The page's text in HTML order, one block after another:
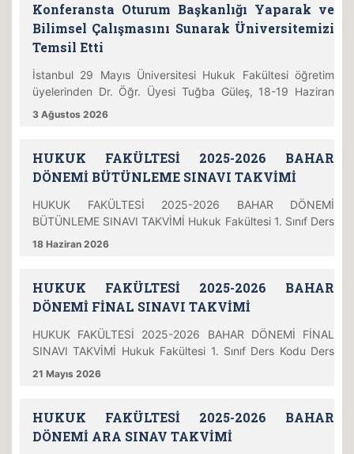
Konferansta Oturum Başkanlığı Yaparak ve
Bilimsel Çalışmasını Sunarak Üniversitemizi
Temsil Etti
İstanbul 29 Mayıs Üniversitesi Hukuk Fakültesi öğretim
üyelerinden Dr. Öğr. Üyesi Tuğba Güleş, 18-19 Haziran
tarihlerinde İsviçre'nin Cenevre şehrinde, Birleşmiş Milletler
Dünya Fikri Mülkiyet Teşkilatı (WIPO) ile Dünya Ticaret
Avrupa Fikri Mülkiyet Hukuku Araştırmacıları Konferansı'na
(Intellectual Property Researchers Europe-IPRE) davetli ak
3 Ağustos 2026
HUKUK FAKÜLTESİ 2025-2026 BAHAR
DÖNEMİ BÜTÜNLEME SINAVI TAKVİMİ
HUKUK FAKÜLTESİ 2025-2026 BAHAR DÖNEMİ
BÜTÜNLEME SINAVI TAKVİMİ Hukuk Fakültesi 1. Sınıf Ders
Kodu Ders Adı Öğretim Görevlisi Gözetmen(ler) Tarih Gün
GENCA Arş. Gör. Barış ERAYDIN 25.6.2026 Perşembe
11.00 EE114 AIIT102 Atatürk İlkeleri ve İnkılap Tari
18 Haziran 2026
HUKUK FAKÜLTESİ 2025-2026 BAHAR
DÖNEMİ FİNAL SINAVI TAKVİMİ
HUKUK FAKÜLTESİ 2025-2026 BAHAR DÖNEMİ FİNAL
SINAVI TAKVİMİ Hukuk Fakültesi 1. Sınıf Ders Kodu Ders
Adı Öğretim Görevlisi Gözetmen(ler) Tarih Gün Saat Yer
TURK102 Türk Dili II Öğr. Gör. Dr. Emriye SONKAYA Dr.
Arş Gör. Pınar Bozdoğan Arş Gör. Fatma Kuru Arş Gör.
Barış Eraydın 4.06.2026 Perşembe 11.00 EE114, EE115,
21 Mayıs 2026
HUKUK FAKÜLTESİ 2025-2026 BAHAR
DÖNEMİ ARA SINAV TAKVİMİ